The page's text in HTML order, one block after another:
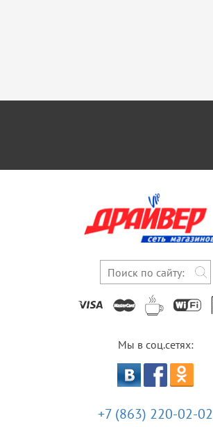
Мы в соц.сетях:
+7 (863) 220-02-02